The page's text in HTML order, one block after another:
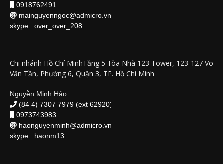
0918762491
mainguyenngoc@admicro.vn
skype : over_over_208
Chi nhánh Hồ Chí MinhTầng 5 Tòa Nhà 123 Tower, 123-127 Võ
Văn Tần, Phường 6, Quận 3, TP. Hồ Chí Minh
Nguyễn Minh Hảo
(84 4) 7307 7979 (ext 62920)
0973743983
haonguyenminh@admicro.vn
skype : haonm13